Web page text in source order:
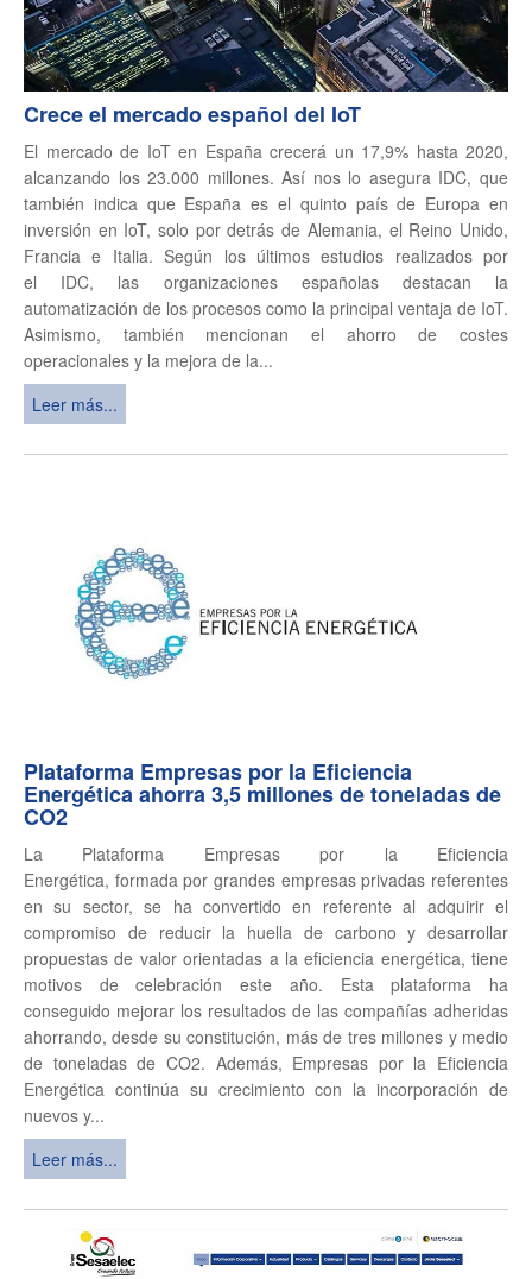
Crece el mercado español del IoT
El mercado de IoT en España crecerá un 17,9% hasta 2020,
alcanzando los 23.000 millones. Así nos lo asegura IDC, que
también indica que España es el quinto país de Europa en
inversión en IoT, solo por detrás de Alemania, el Reino Unido,
Francia e Italia. Según los últimos estudios realizados por
el IDC, las organizaciones españolas destacan la
automatización de los procesos como la principal ventaja de IoT.
Asimismo, también mencionan el ahorro de costes
operacionales y la mejora de la...
Leer más...
Plataforma Empresas por la Eficiencia
Energética ahorra 3,5 millones de toneladas de
CO2
La Plataforma Empresas por la Eficiencia
Energética, formada por grandes empresas privadas referentes
en su sector, se ha convertido en referente al adquirir el
compromiso de reducir la huella de carbono y desarrollar
propuestas de valor orientadas a la eficiencia energética, tiene
motivos de celebración este año. Esta plataforma ha
conseguido mejorar los resultados de las compañías adheridas
ahorrando, desde su constitución, más de tres millones y medio
de toneladas de CO2. Además, Empresas por la Eficiencia
Energética continúa su crecimiento con la incorporación de
nuevos y...
Leer más...